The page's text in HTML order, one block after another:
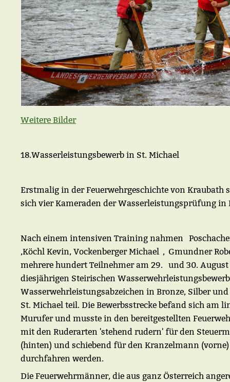
Weitere Bilder
18.Wasserleistungsbewerb in St. Michael
Erstmalig in der Feuerwehrgeschichte von Kraubath
sich vier Kameraden der Wasserleistungsprüfung in
Nach einem intensiven Training nahmen
,Köchl Kevin, Vockenberger Michael , Gmundner
mehrere hundert Teilnehmer am 29. und 30.
diesjährigen Steirischen
Wasserwehrleistungsabzeichen in Bronze, Silber
St. Michael teil. Die Bewerbsstrecke befand sich am
Murufer und musste in den bereitgestellten
mit den Ruderarten 'stehend rudern' für den
(hinten) und schiebend für den Kranzelmann (vorne)
durchfahren werden.
Die Feuerwehrmänner, die aus ganz Österreich